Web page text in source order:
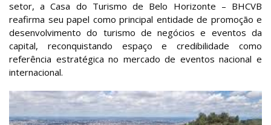
setor, a Casa do Turismo de Belo Horizonte – BHCVB
reafirma seu papel como principal entidade de promoção e
desenvolvimento do turismo de negócios e eventos da
capital, reconquistando espaço e credibilidade como
referência estratégica no mercado de eventos nacional e
internacional.